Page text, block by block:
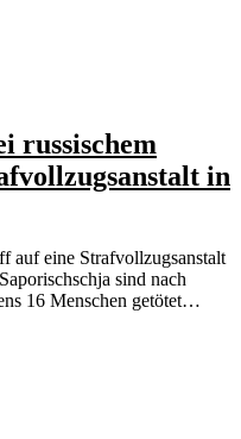
russischem
in
auf eine Strafvollzugsanstalt
sind nach
16 Menschen getötet…